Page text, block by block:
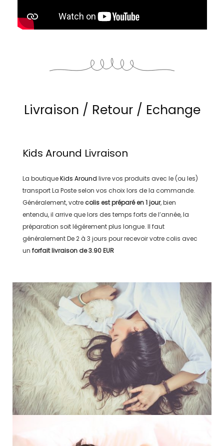
Livraison / Retour / Echange
Kids Around Livraison
La boutiqueKids Around livre vos produits avec le (ou les)
transportLa Posteselon vos choix lors de la commande.
Généralement, votre colis est préparé en1 jour, bien
entendu, il arrive que lors des temps forts de l’année, la
préparation soit légérement plus longue. Il faut
généralementDe 2 à 3 jours pour recevoir votre colis avec
un forfait livraison de3.90 EUR